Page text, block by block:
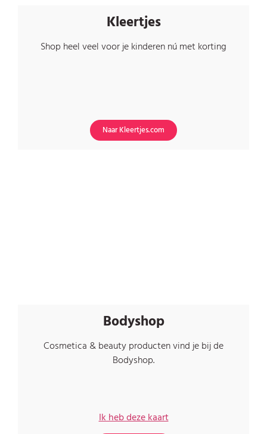
Kleertjes
Shop heel veel voor je kinderen nú met korting
Naar Kleertjes.com
Bodyshop
Cosmetica & beauty producten vind je bij de
Bodyshop.
Ik heb deze kaart